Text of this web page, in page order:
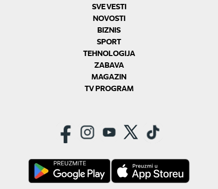
SVE VESTI
NOVOSTI
BIZNIS
SPORT
TEHNOLOGIJA
ZABAVA
MAGAZIN
TV PROGRAM